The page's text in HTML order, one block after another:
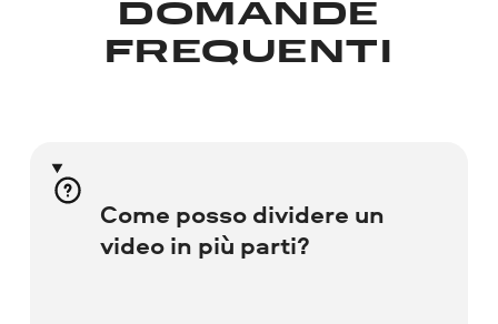
DOMANDE
FREQUENTI
Come posso dividere un
video in più parti?